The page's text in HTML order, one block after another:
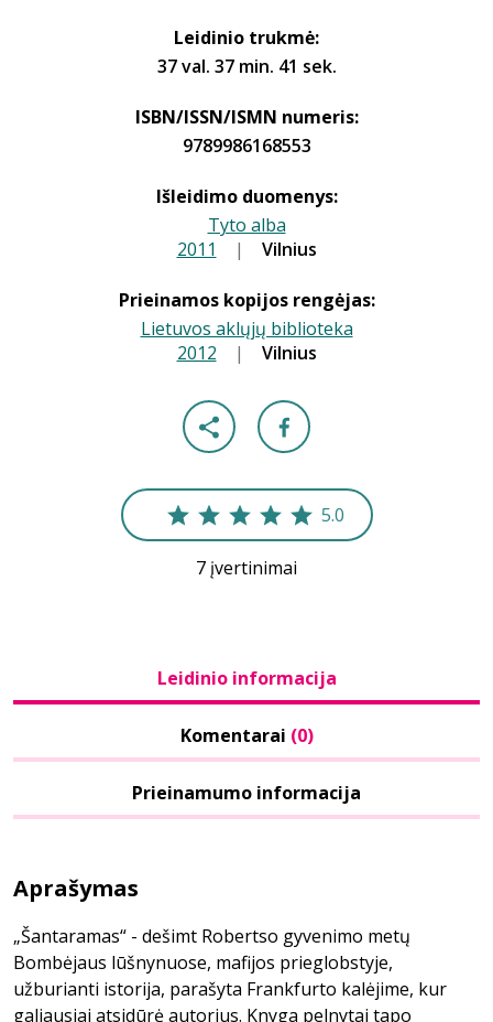
Leidinio trukmė:
37 val. 37 min. 41 sek.
ISBN/ISSN/ISMN numeris:
9789986168553
Išleidimo duomenys:
Tyto alba
2011 | Vilnius
Prieinamos kopijos rengėjas:
Lietuvos aklųjų biblioteka
2012 | Vilnius
5.0
7 įvertinimai
Leidinio informacija
Komentarai (0)
Prieinamumo informacija
Aprašymas
„Šantaramas“ - dešimt Robertso gyvenimo metų
Bombėjaus lūšnynuose, mafijos prieglobstyje,
užburianti istorija, parašyta Frankfurto kalėjime, kur
galiausiai atsidūrė autorius. Knyga pelnytai tapo